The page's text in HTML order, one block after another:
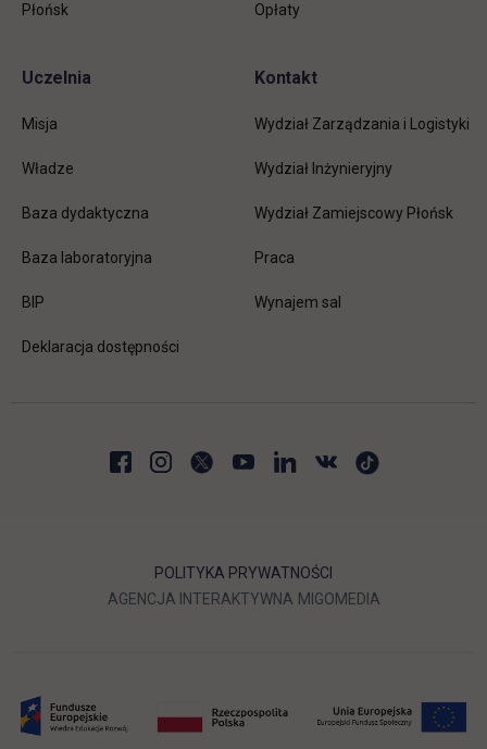
Płońsk Opłaty
Uczelnia
Misja
Władze
Baza dydaktyczna
Baza laboratoryjna
BIP
Deklaracja dostępności
Kontakt
Wydział Zarządzania i Logistyki
Wydział Inżynieryjny
Wydział Zamiejscowy Płońsk
Praca
Wynajem sal
POLITYKA PRYWATNOŚCI
AGENCJA INTERAKTYWNA LINK OTWIERA SIĘ W
MIGOMEDIA